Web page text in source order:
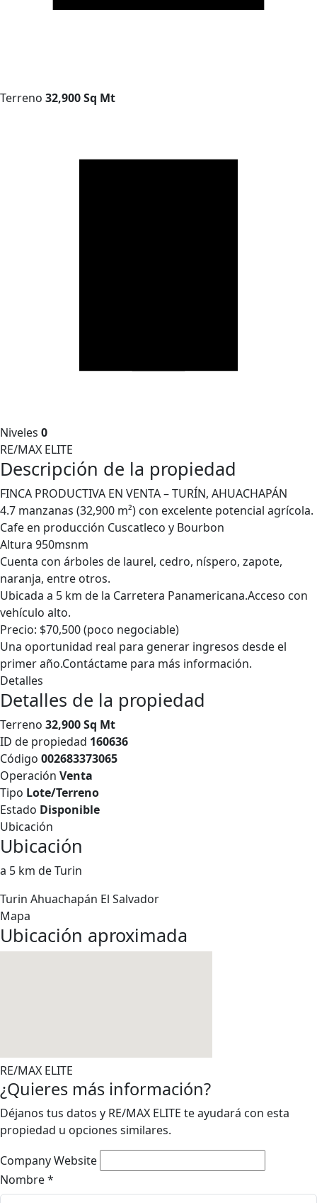
Terreno 32,900 Sq Mt
Niveles 0
RE/MAX ELITE
Descripción de la propiedad
FINCA PRODUCTIVA EN VENTA – TURÍN, AHUACHAPÁN
4.7 manzanas (32,900 m²) con excelente potencial agrícola.
Cafe en producción Cuscatleco y Bourbon
Altura 950msnm
Cuenta con árboles de laurel, cedro, níspero, zapote,
naranja, entre otros.
Ubicada a 5 km de la Carretera Panamericana.Acceso con
vehículo alto.
Precio: $70,500 (poco negociable)
Una oportunidad real para generar ingresos desde el
primer año.Contáctame para más información.
Detalles
Detalles de la propiedad
Terreno 32,900 Sq Mt
ID de propiedad 160636
Código 002683373065
Operación Venta
Tipo Lote/Terreno
Estado Disponible
Ubicación
Ubicación
a 5 km de Turin
Turin Ahuachapán El Salvador
Mapa
Ubicación aproximada
RE/MAX ELITE
¿Quieres más información?
Déjanos tus datos y RE/MAX ELITE te ayudará con esta
propiedad u opciones similares.
Company Website
Nombre*